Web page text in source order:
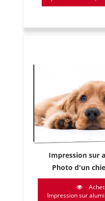
Impression sur
Photo d'un
Impression sur